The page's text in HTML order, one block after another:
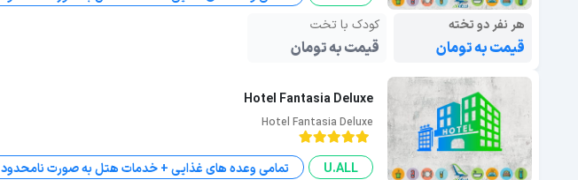
هر نفر دو تخته
قیمت به تومان
کودک با تخت
قیمت به تومان
Hotel Fantasia Deluxe
Hotel Fantasia Deluxe
U.ALL
تمامی وعده های غذایی + خدمات هتل به صورت نامحدود